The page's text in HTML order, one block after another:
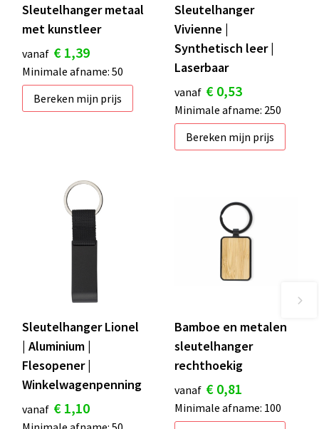
Sleutelhanger metaal
met kunstleer
vanaf € 1,39
Minimale afname: 50
Bereken mijn prijs
Sleutelhanger
Vivienne |
Synthetisch leer |
Laserbaar
vanaf € 0,53
Minimale afname: 250
Bereken mijn prijs
Sleutelhanger Lionel
| Aluminium |
Flesopener |
Winkelwagenpenning
vanaf € 1,10
Bamboe en metalen
sleutelhanger
rechthoekig
vanaf € 0,81
Minimale afname: 100